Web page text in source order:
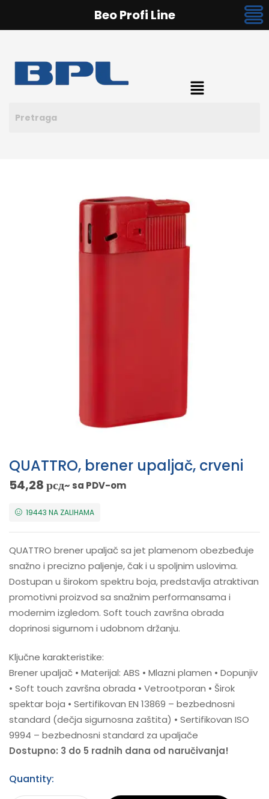
QUATTRO, brener upaljač, crveni
54,28рсд~ sa PDV-om
19443 NA ZALIHAMA
QUATTRO brener upaljač sa jet plamenom obezbeđuje
snažno i precizno paljenje, čak i u spoljnim uslovima.
Dostupan u širokom spektru boja, predstavlja atraktivan
promotivni proizvod sa snažnim performansama i
modernim izgledom. Soft touch završna obrada
doprinosi sigurnom i udobnom držanju.
Ključne karakteristike:
Brener upaljač • Materijal: ABS • Mlazni plamen • Dopunjiv
• Soft touch završna obrada • Vetrootporan • Širok
spektar boja • Sertifikovan EN 13869 – bezbednosni
standard (dečja sigurnosna zaštita) • Sertifikovan ISO
9994 – bezbednosni standard za upaljače
Dostupno: 3 do 5 radnih dana od naručivanja!
Quantity:
Beo Profi Line